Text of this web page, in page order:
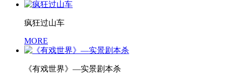
疯狂过山车
MORE
《有戏世界》—实景剧本杀